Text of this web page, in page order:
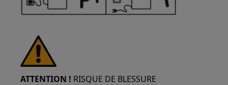
ATTENTION ! RISQUE DE BLESSURE